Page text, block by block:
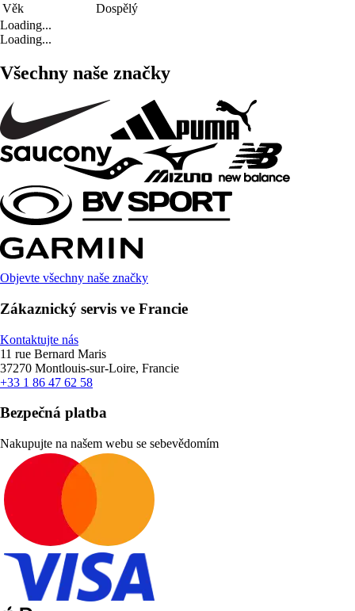
Věk
Dospělý
Loading...
Loading...
Všechny naše značky
Objevte všechny naše značky
Zákaznický servis ve Francie
Kontaktujte nás
11 rue Bernard Maris
37270 Montlouis-sur-Loire, Francie
+33 1 86 47 62 58
Bezpečná platba
Nakupujte na našem webu se sebevědomím